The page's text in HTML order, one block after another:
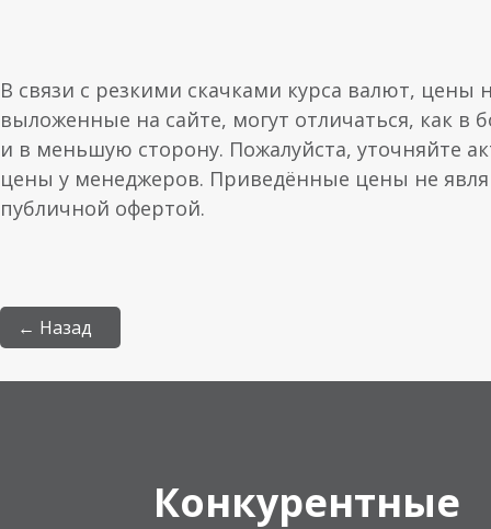
В связи с резкими скачками курса валют, цены
выложенные на сайте, могут отличаться, как в
и в меньшую сторону. Пожалуйста, уточняйте
цены у менеджеров. Приведённые цены не
публичной офертой.
← Назад
Конкурентные